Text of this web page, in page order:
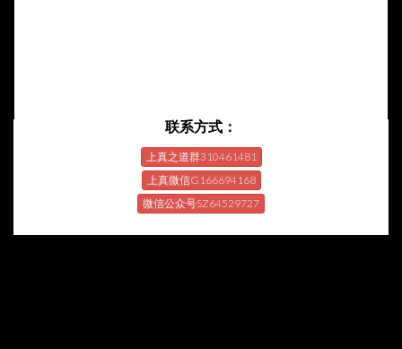
联系方式：
上真之道群310461481
上真微信G166694168
微信公众号SZ64529727